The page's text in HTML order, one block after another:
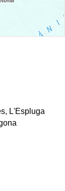
L'Espluga